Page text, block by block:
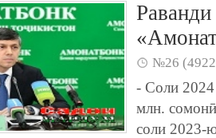
№26
- Соли
млн.
соли 2023-